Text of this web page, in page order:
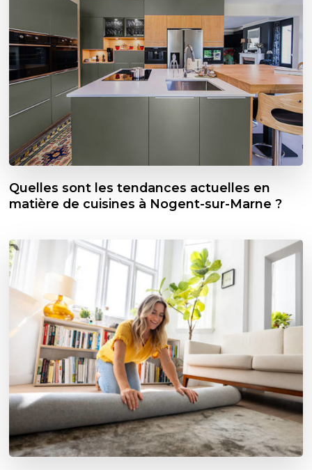
Quelles sont les tendances actuelles en
matière de cuisines à Nogent-sur-Marne ?